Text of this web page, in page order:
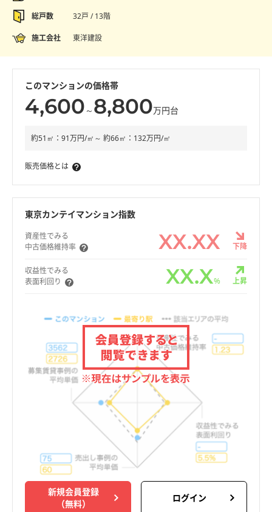
総戸数 32戸 / 13階
施工会社 東洋建設
このマンションの価格帯
4,600 ～ 8,800万円台
約51㎡：91万円/㎡～ 約66㎡：132万円/㎡
販売価格とは
東京カンテイマンション指数
資産性でみる
中古価格維持率
XX.XX 下降
収益性でみる
表面利回り
XX.X% 上昇
新規会員登録
（無料）
ログイン